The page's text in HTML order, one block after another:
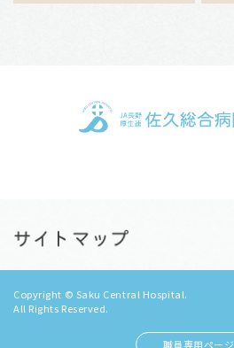
Copyright © Saku Central Hospital.
All Rights Reserved.
職員専用ページ